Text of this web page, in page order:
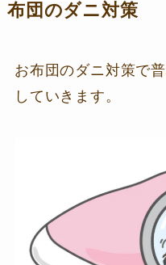
布団のダニ対策
お布団のダニ対策で
していきます。